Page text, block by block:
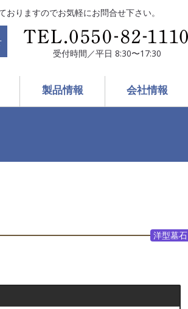
りますのでお気軽にお問合せ下さい。
受付時間／平日 8:30〜17:30
製品情報 会社情報
洋型墓石